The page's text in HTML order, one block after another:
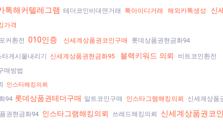
톡해커텔레그램 테더코인비대면거래 톡아이디거래 해외카톡생성 신
가격
커환전 010인증 신세계상품권코인구매 롯데상품권현금화94
타게시물내리기 신세계상품권현금화95 블랙키워드 의뢰
비트코인환전
매방법
인스타해킹의뢰
94 롯데상품권테더구매 알트코인구매 인스타그램해킹의뢰 신세계상품
권현금화94 인스타그램해킹의뢰 쓰레드해킹의뢰 신세계상품권코